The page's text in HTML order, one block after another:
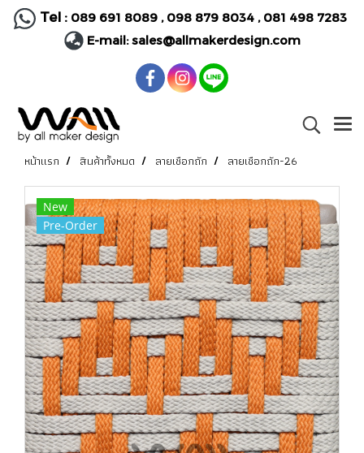
Tel : 089 691 8089, 098 879 8034 , 081 498 7283
E-mail:sales@allmakerdesign.com
หน้าแรก สินค้าทั้งหมด ลายเชือกถัก ลายเชือกถัก-26
New
Pre-Order